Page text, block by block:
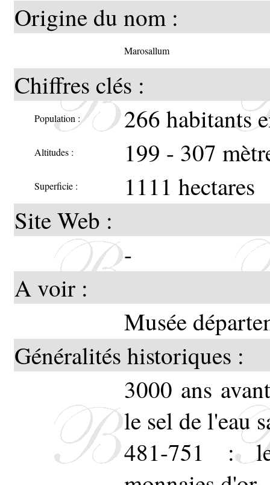
Origine du nom :
Marosallum
Chiffres clés :
Population : 266 habitants
Altitudes : 199 - 307
Superficie :
1111 hectares
Site Web :
-
A voir :
Musée
Généralités historiques :
3000 ans
le sel de l'eau
481-751 :